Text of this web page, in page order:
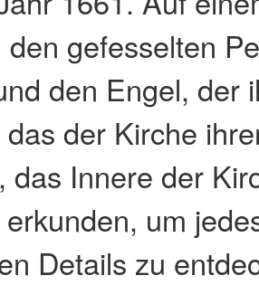
gefesselten
den Engel, der
das der Kirche
das Innere der
um
Details zu